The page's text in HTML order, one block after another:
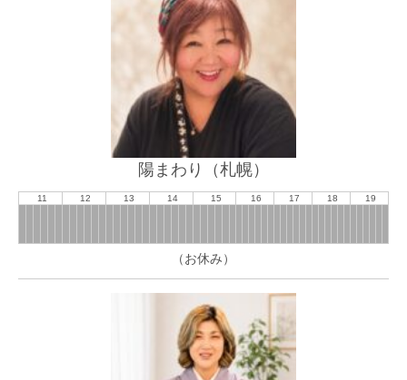
陽まわり（札幌）
11 12 13 14 15 16 17 18 19
（お休み）